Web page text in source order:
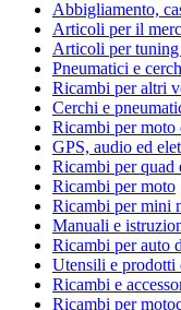
Abbigliamento,
Articoli per il
Articoli per tuning
Pneumatici e
Ricambi per altri
Cerchi e
Ricambi per moto
GPS, audio ed
Ricambi per quad
Ricambi per moto
Ricambi per mini
Manuali e
Ricambi per auto
Utensili e prodotti
Ricambi e
Ricambi per